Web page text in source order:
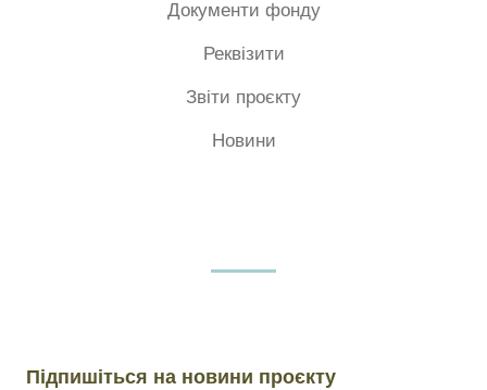
Документи фонду
Реквізити
Звіти проєкту
Новини
Підпишіться на новини проєкту